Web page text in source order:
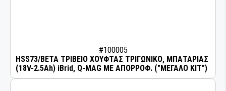
#100005
HSS73/BETA ΤΡΙΒΕΙΟ ΧΟΥΦΤΑΣ ΤΡΙΓΩΝΙΚΟ, ΜΠΑΤΑΡΙΑΣ
(18V-2.5Ah) iBrid, Q-MAG ΜΕ ΑΠΟΡΡΟΦ. ("ΜΕΓΑΛΟ ΚΙΤ")